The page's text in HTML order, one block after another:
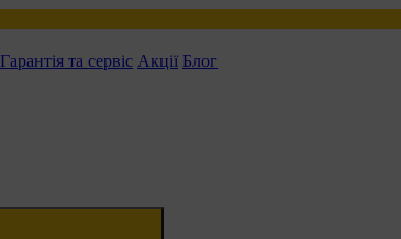
Гарантія та сервіс Акції Блог